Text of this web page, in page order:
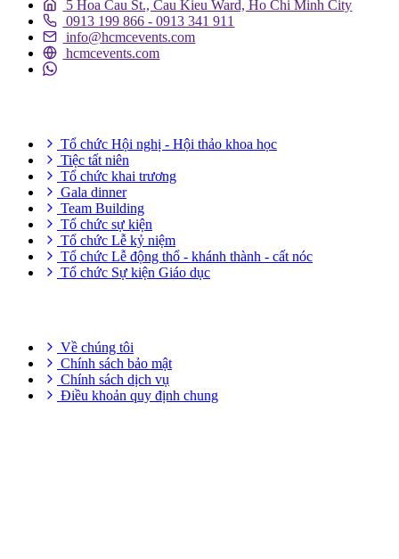
5 Hoa Cau St., Cau Kieu Ward, Ho Chi Minh City
0913 199 866 - 0913 341 911
info@hcmcevents.com
hcmcevents.com
Tổ chức Hội nghị - Hội thảo khoa học
Tiệc tất niên
Tổ chức khai trương
Gala dinner
Team Building
Tổ chức sự kiện
Tổ chức Lễ kỷ niệm
Tổ chức Lễ động thổ - khánh thành - cất nóc
Tổ chức Sự kiện Giáo dục
Về chúng tôi
Chính sách bảo mật
Chính sách dịch vụ
Điều khoản quy định chung